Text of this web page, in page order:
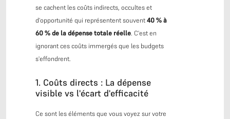
se cachent les coûts indirects, occultes et
d'opportunité qui représentent souvent40 % à
60 % de la dépense totale réelle. C'est en
ignorant ces coûts immergés que les budgets
s'effondrent.
1. Coûts directs : La dépense
visible vs l'écart d'efficacité
Ce sont les éléments que vous voyez sur votre